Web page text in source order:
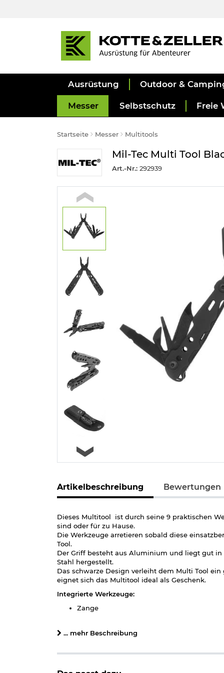
Ausrüstung Outdoor &
Messer Selbstschutz Freie
Startseite Messer Multitools
Mil-Tec Multi Tool
Art.-Nr.: 292939
Artikelbeschreibung Bewertungen
Dieses Multitool ist durch seine 9 praktischen
sind oder für zu Hause.
Die Werkzeuge arretieren sobald diese
Tool.
Der Griff besteht aus Aluminium und liegt gut in
Stahl hergestellt.
Das schwarze Design verleiht dem Multi Tool
eignet sich das Multitool ideal als Geschenk.
Integrierte Werkzeuge:
Zange
Kreuzschraubendreher
Flaschenöffner
Säge
... mehr Beschreibung